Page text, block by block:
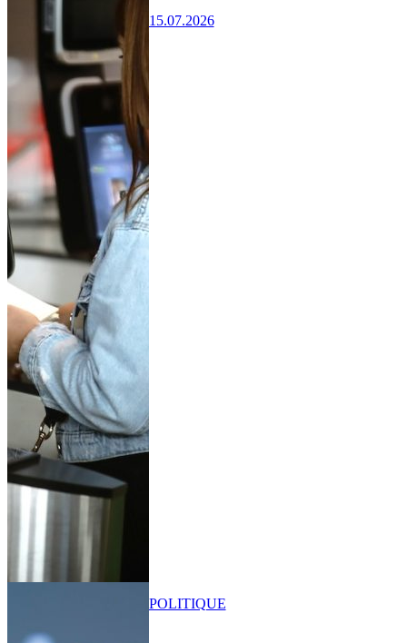
15.07.2026
POLITIQUE